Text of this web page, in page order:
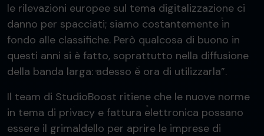
le rilevazioni europee sul tema digitalizzazione ci
danno per spacciati; siamo costantemente in
fondo alle classifiche. Però qualcosa di buono in
questi anni si è fatto, soprattutto nella diffusione
della banda larga: adesso è ora di utilizzarla”.
Il team di StudioBoost ritiene che le nuove norme
in tema di privacy e fattura elettronica possano
essere il grimaldello per aprire le imprese di